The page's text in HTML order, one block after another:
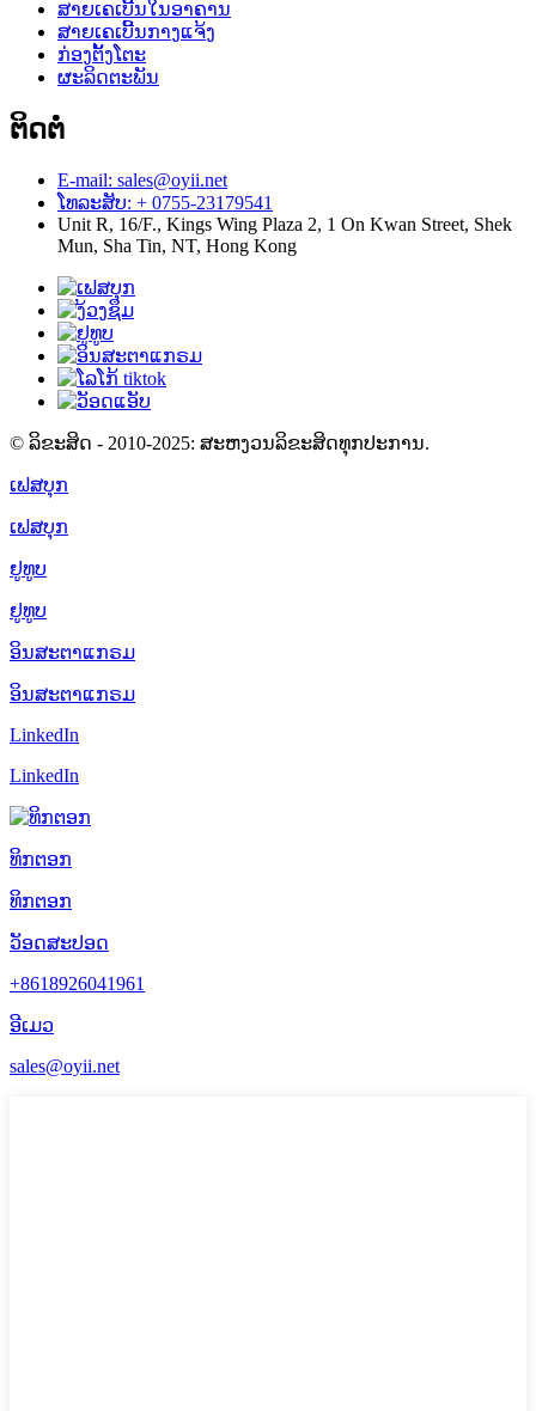
ສາຍເຄເບີ້ນໃນອາຄານ
ສາຍເຄເບີ້ນກາງແຈ້ງ
ກ່ອງຕັ້ງໂຕະ
ຜະລິດຕະພັນ
ຕິດຕໍ່
E-mail: sales@oyii.net
ໂທລະສັບ: + 0755-23179541
Unit R, 16/F., Kings Wing Plaza 2, 1 On Kwan Street, Shek
Mun, Sha Tin, NT, Hong Kong
© ລິຂະສິດ - 2010-2025: ສະຫງວນລິຂະສິດທຸກປະການ.
ເຟສບຸກ
ເຟສບຸກ
ຢູທູບ
ຢູທູບ
ອິນສະຕາແກຣມ
ອິນສະຕາແກຣມ
LinkedIn
LinkedIn
ທິກຕອກ
ທິກຕອກ
ວັອດສະປອດ
+8618926041961
ອີເມວ
sales@oyii.net